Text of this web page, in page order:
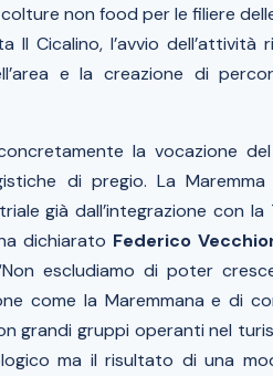
non food per le filiere
Il Cicalino, l’avvio
e la creazione di
la vocazione
di pregio. La
già dall’integrazione con
dichiarato Federico
escludiamo di poter
come la Maremmana e di
grandi gruppi operanti nel
ma il risultato di una